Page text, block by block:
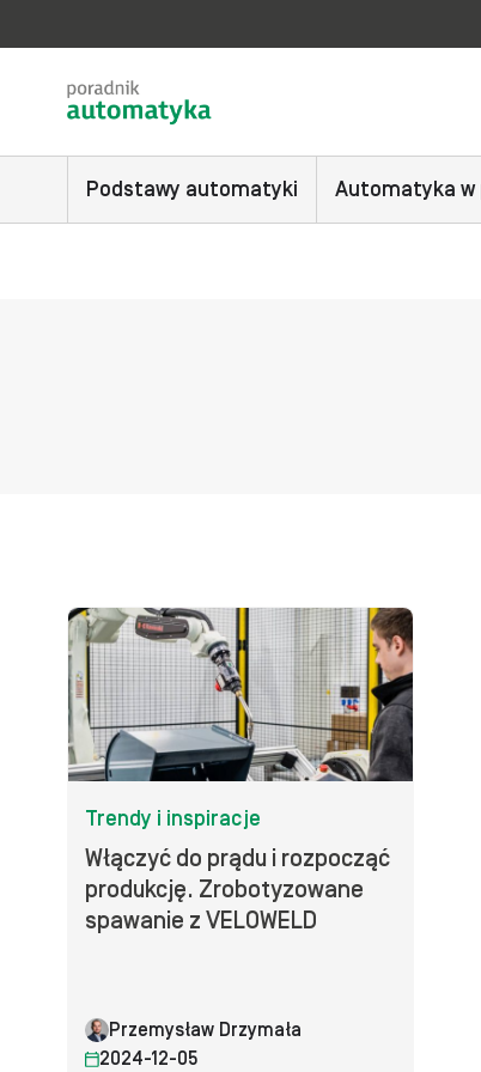
Podstawy automatyki Automatyka
Trendy i inspiracje
Włączyć do prądu i rozpocząć
produkcję. Zrobotyzowane
spawanie z VELOWELD
Przemysław Drzymała
2024-12-05